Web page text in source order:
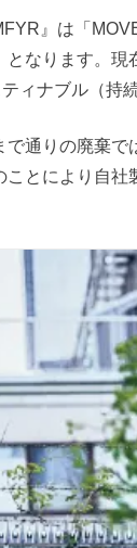
』は「
なります。現
ィナブル（持
通りの廃棄で
とにより自社